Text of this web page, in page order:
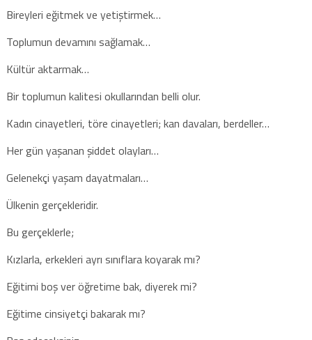
Bireyleri eğitmek ve yetiştirmek…
Toplumun devamını sağlamak…
Kültür aktarmak…
Bir toplumun kalitesi okullarından belli olur.
Kadın cinayetleri, töre cinayetleri; kan davaları, berdeller…
Her gün yaşanan şiddet olayları…
Gelenekçi yaşam dayatmaları…
Ülkenin gerçekleridir.
Bu gerçeklerle;
Kızlarla, erkekleri ayrı sınıflara koyarak mı?
Eğitimi boş ver öğretime bak, diyerek mi?
Eğitime cinsiyetçi bakarak mı?